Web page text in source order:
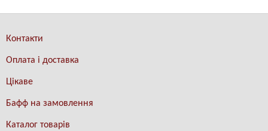
Контакти
Оплата і доставка
Цікаве
Бафф на замовлення
Каталог товарів